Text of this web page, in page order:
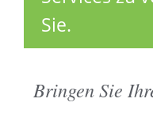
Sie.
Bringen Sie